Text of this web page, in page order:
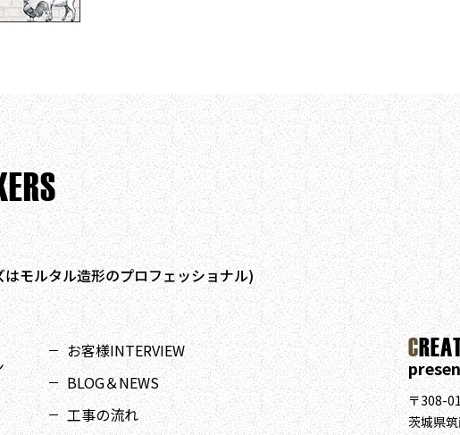
モルタル造形のプロフェッショナル)
お客様INTERVIEW
BLOG＆NEWS
工事の流れ
C
〒308-
茨城県